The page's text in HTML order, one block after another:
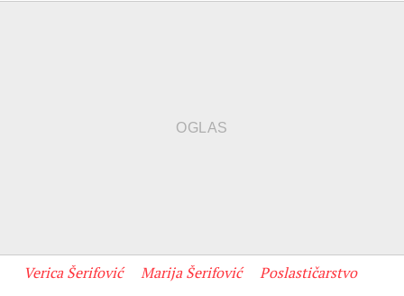
Verica Šerifović Marija Šerifović
Poslastičarstvo